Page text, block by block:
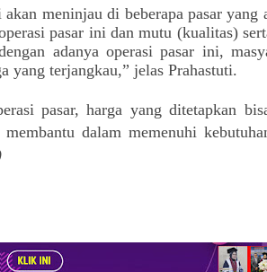
meninjau di beberapa pasar yang
pasar ini dan mutu (kualitas)
adanya operasi pasar ini,
yang terjangkau,” jelas Prahastuti.
pasar, harga yang ditetapkan
dalam memenuhi